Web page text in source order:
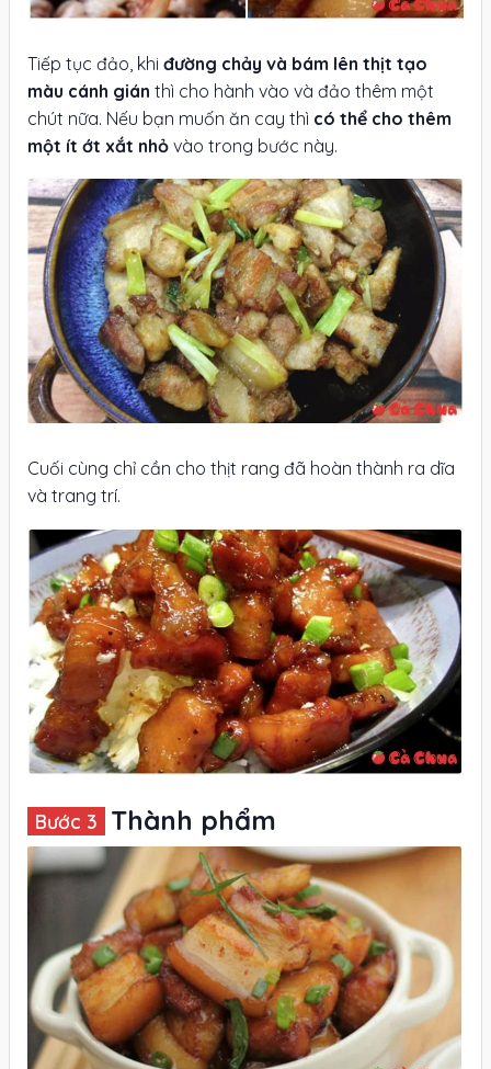
Tiếp tục đảo, khi đường chảy và bám lên thịt tạo
màu cánh gián thì cho hành vào và đảo thêm một
chút nữa. Nếu bạn muốn ăn cay thì có thể cho thêm
một ít ớt xắt nhỏ vào trong bước này.
Cuối cùng chỉ cần cho thịt rang đã hoàn thành ra dĩa
và trang trí.
Thành phẩm